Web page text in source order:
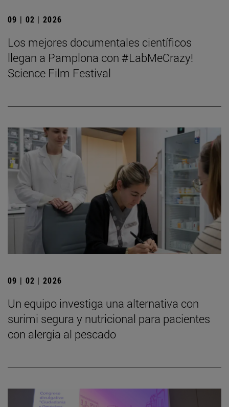
09 | 02 | 2026
Los mejores documentales científicos
llegan a Pamplona con #LabMeCrazy!
Science Film Festival
09 | 02 | 2026
Un equipo investiga una alternativa con
surimi segura y nutricional para pacientes
con alergia al pescado